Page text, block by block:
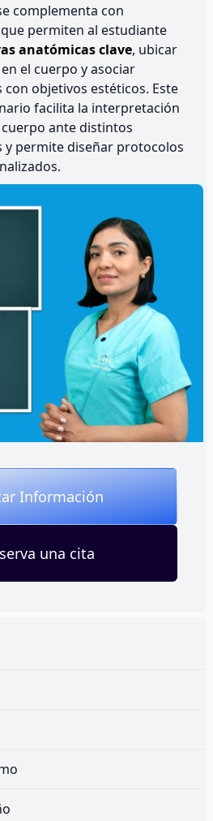
complementa con
permiten al estudiante
anatómicas clave, ubicar
el cuerpo y asociar
objetivos estéticos. Este
facilita la interpretación
ante distintos
y permite diseñar protocolos
para intervenir de forma
y responsable ,
anatómicos, las zonas de
que sustenta cada técnica
forma profesionales
su conocimiento con
los resultados y
integral de sus clientes.
Información
una cita